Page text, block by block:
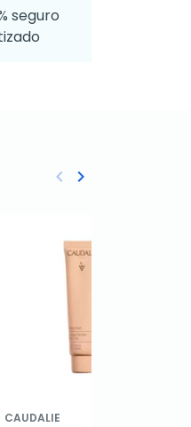
seguro
CAUDALIE
Anterior
keyboard_arrow_left Siguiente
keyboard_arrow_right